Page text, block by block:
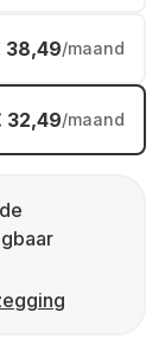
38,49/maand
32,49/maand